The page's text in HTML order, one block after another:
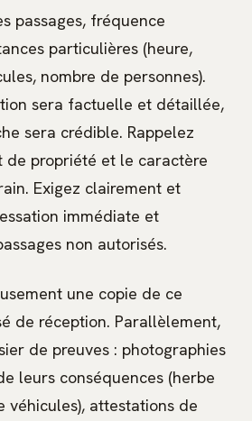
passages, fréquence
particulières (heure,
nombre de personnes).
sera factuelle et détaillée,
sera crédible. Rappelez
de propriété et le caractère
Exigez clairement et
immédiate et
non autorisés.
une copie de ce
de réception. Parallèlement,
de preuves : photographies
leurs conséquences (herbe
véhicules), attestations de